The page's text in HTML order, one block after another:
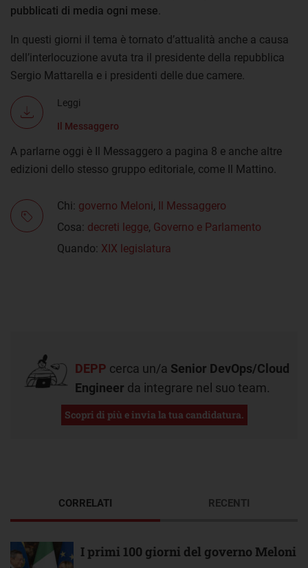
pubblicati di media ogni mese
In questi giorni il tema è tornato d’attualità anche a causa
dell’interlocuzione avuta tra il presidente della repubblica
Sergio Mattarella e i presidenti delle due camere.
Leggi
Il Messaggero
A parlarne oggi è Il Messaggero a pagina 8 e anche altre
edizioni dello stesso gruppo editoriale, come Il Mattino.
Chi: governo Meloni, Il Messaggero
Cosa: decreti legge, Governo e Parlamento
Quando: XIX legislatura
DEPP cerca un/a Senior DevOps/Cloud
Engineer da integrare nel suo team.
Scopri di più e invia la tua candidatura.
CORRELATI
I primi 100 giorni del governo Meloni
RECENTI